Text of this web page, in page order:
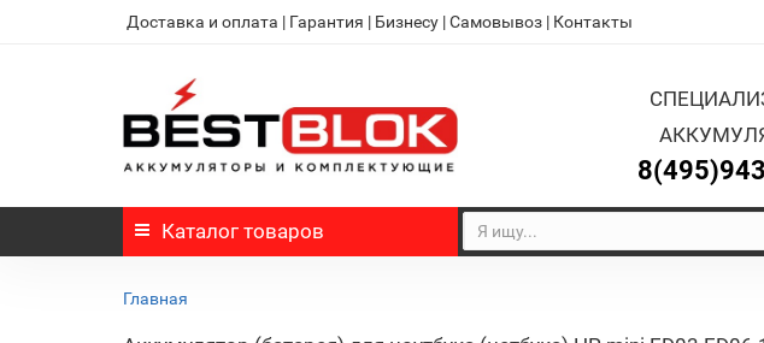
Доставка и оплата | Гарантия | Бизнесу |Самовывоз | Контакты
Каталог товаров
Главная